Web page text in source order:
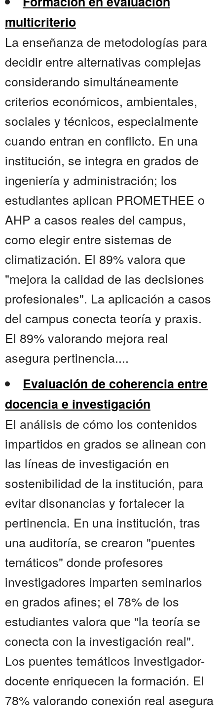
multicriterio
La enseñanza de metodologías para
decidir entre alternativas complejas
considerando simultáneamente
criterios económicos, ambientales,
sociales y técnicos, especialmente
cuando entran en conflicto. En una
institución, se integra en grados de
ingeniería y administración; los
estudiantes aplican PROMETHEE o
AHP a casos reales del campus,
como elegir entre sistemas de
climatización. El 89% valora que
"mejora la calidad de las decisiones
profesionales". La aplicación a casos
del campus conecta teoría y praxis.
El 89% valorando mejora real
asegura pertinencia....
Evaluación de coherencia entre
docencia e investigación
El análisis de cómo los contenidos
impartidos en grados se alinean con
las líneas de investigación en
sostenibilidad de la institución, para
evitar disonancias y fortalecer la
pertinencia. En una institución, tras
una auditoría, se crearon "puentes
temáticos" donde profesores
investigadores imparten seminarios
en grados afines; el 78% de los
estudiantes valora que "la teoría se
conecta con la investigación real".
Los puentes temáticos investigador-
docente enriquecen la formación. El
78% valorando conexión real asegura